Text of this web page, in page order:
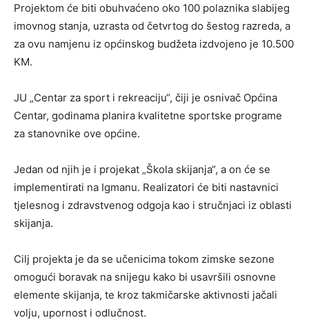
Projektom će biti obuhvaćeno oko 100 polaznika slabijeg
imovnog stanja, uzrasta od četvrtog do šestog razreda, a
za ovu namjenu iz općinskog budžeta izdvojeno je 10.500
KM.
JU „Centar za sport i rekreaciju“, čiji je osnivač Općina
Centar, godinama planira kvalitetne sportske programe
za stanovnike ove općine.
Jedan od njih je i projekat „Škola skijanja“, a on će se
implementirati na Igmanu. Realizatori će biti nastavnici
tjelesnog i zdravstvenog odgoja kao i stručnjaci iz oblasti
skijanja.
Cilj projekta je da se učenicima tokom zimske sezone
omogući boravak na snijegu kako bi usavršili osnovne
elemente skijanja, te kroz takmičarske aktivnosti jačali
volju, upornost i odlučnost.